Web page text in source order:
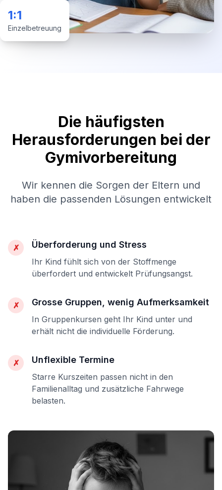
1:1
Einzelbetreuung
Die häufigsten
Herausforderungen bei der
Gymivorbereitung
Wir kennen die Sorgen der Eltern und
haben die passenden Lösungen entwickelt
✗ Überforderung und Stress
Ihr Kind fühlt sich von der Stoffmenge
überfordert und entwickelt Prüfungsangst.
✗ Grosse Gruppen, wenig Aufmerksamkeit
In Gruppenkursen geht Ihr Kind unter und
erhält nicht die individuelle Förderung.
✗ Unflexible Termine
Starre Kurszeiten passen nicht in den
Familienalltag und zusätzliche Fahrwege
belasten.